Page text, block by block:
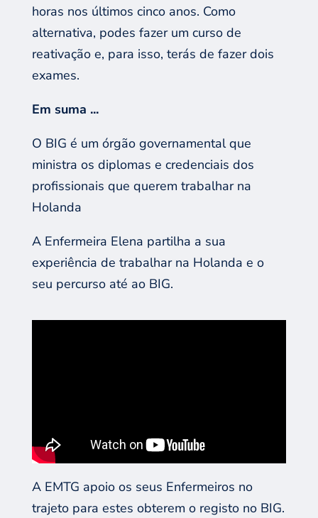
horas nos últimos cinco anos. Como
alternativa, podes fazer um curso de
reativação e, para isso, terás de fazer dois
exames.
Em suma ...
O BIG é um órgão governamental que
ministra os diplomas e credenciais dos
profissionais que querem trabalhar na
Holanda
A Enfermeira Elena partilha a sua
experiência de trabalhar na Holanda e o
seu percurso até ao BIG.
A EMTG apoio os seus Enfermeiros no
trajetopara estes obterem o registo no BIG.